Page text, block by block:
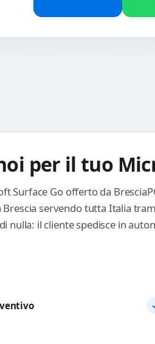
per il tuo
Surface Go offerto da
servendo tutta Italia
nulla: il cliente spedisce in